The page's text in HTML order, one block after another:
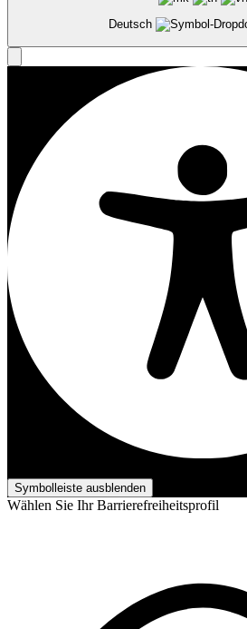
Deutsch
Symbolleiste ausblenden
Wählen Sie Ihr Barrierefreiheitsprofil